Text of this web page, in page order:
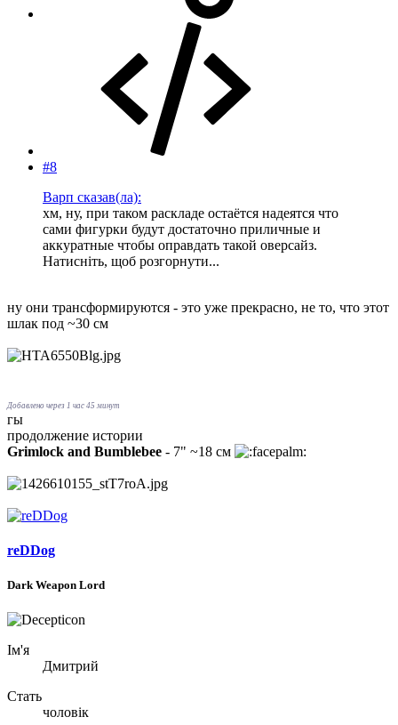
#8
Варп сказав(ла):
хм, ну, при таком раскладе остаётся надеятся что
сами фигурки будут достаточно приличные и
аккуратные чтобы оправдать такой оверсайз.
Натисніть, щоб розгорнути...
ну они трансформируются - это уже прекрасно, не то, что этот
шлак под ~30 см
Добавлено через 1 час 45 минут
гы
продолжение истории
Grimlock and Bumblebee - 7" ~18 см
reDDog
Dark Weapon Lord
Ім'я
Дмитрий
Стать
чоловік